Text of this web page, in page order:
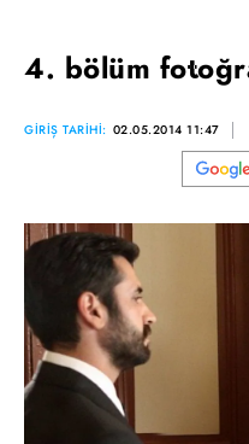
4. bölüm
GİRİŞ TARİHİ: 02.05.2014 11:47